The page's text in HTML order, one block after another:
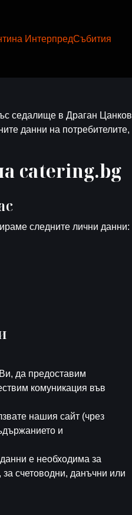
ИнтерпредСъбития
седалище в Драган Цанков
данни на потребителите,
catering.bg
следните лични данни:
да предоставим
комуникация във
нашия сайт (чрез
и
е необходима за
счетоводни, данъчни или